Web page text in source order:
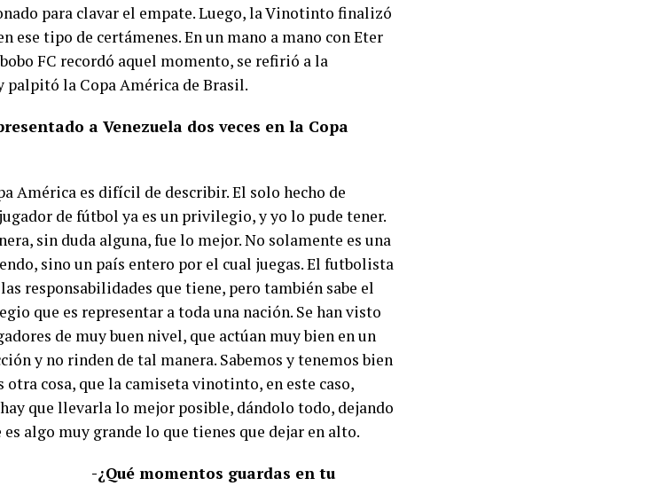
para clavar el empate. Luego, la Vinotinto finalizó
ese tipo de certámenes. En un mano a mano con Eter
FC recordó aquel momento, se refirió a la
palpitó la Copa América de Brasil.
a Venezuela dos veces en la Copa
América es difícil de describir. El solo hecho de
de fútbol ya es un privilegio, y yo lo pude tener.
sin duda alguna, fue lo mejor. No solamente es una
sino un país entero por el cual juegas. El futbolista
responsabilidades que tiene, pero también sabe el
que es representar a toda una nación. Se han visto
de muy buen nivel, que actúan muy bien en un
y no rinden de tal manera. Sabemos y tenemos bien
otra cosa, que la camiseta vinotinto, en este caso,
que llevarla lo mejor posible, dándolo todo, dejando
algo muy grande lo que tienes que dejar en alto.
-¿Qué momentos guardas en tu